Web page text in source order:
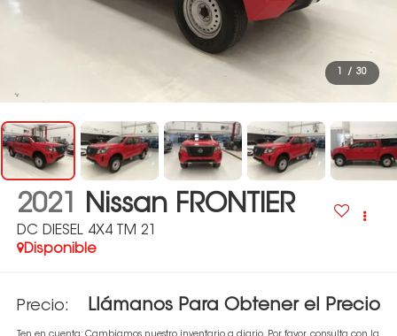
1 / 30
2021 Nissan FRONTIER
DC DIESEL 4X4 TM 21
Disponible
Precio: Llámanos Para Obtener el Precio